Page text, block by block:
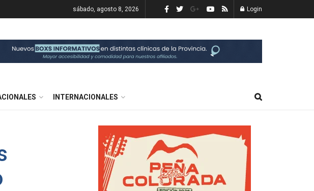
sábado, agosto 8, 2026 Login
INTERNACIONALES